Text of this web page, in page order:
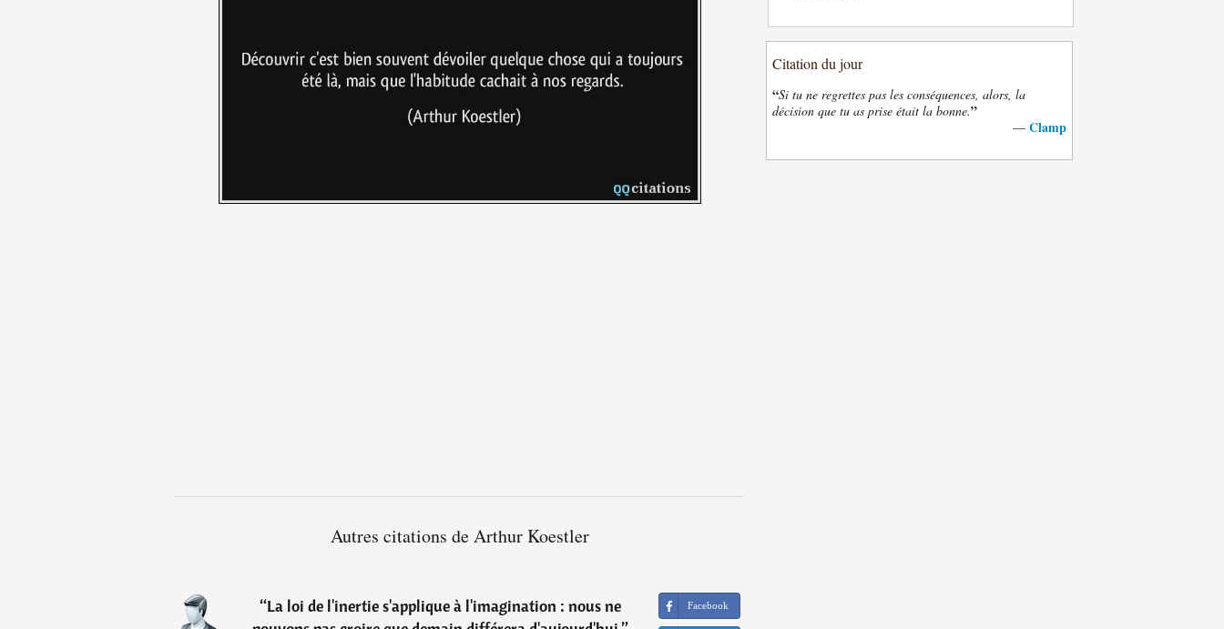
Autres citations de Arthur Koestler
“La loi de l'inertie s'applique à l'imagination : nous ne
Facebook
Citation du jour
“Si tu ne regrettes pas les conséquences, alors, la
décision que tu as prise était la bonne.”
— Clamp